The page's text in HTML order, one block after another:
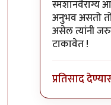
स्मशानवैराग्य
अनुभव असतो
असेल त्यांनी
टाकावेत !
प्रतिसाद